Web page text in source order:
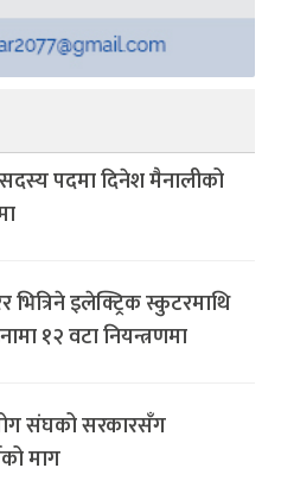
: सदस्य पदमा दिनेश मैनालीको
इलेक्ट्रिक स्कुटरमाथि
१२ वटा नियन्त्रणमा
संघको सरकारसँग
माग